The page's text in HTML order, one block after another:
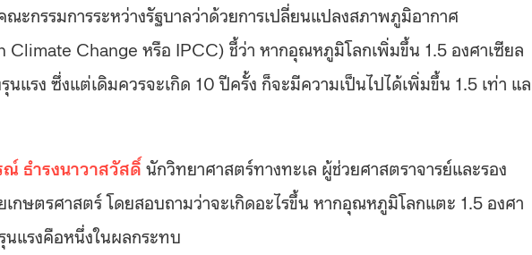
ณะกรรมการระหว่างรัฐบาลว่าด้วยการเปลี่ยนแปลงสภาพภูมิอากาศ
Change หรือ IPCC) ชี้ว่า หากอุณหภูมิโลกเพิ่มขึ้น 1.5 องศาเซียล
แรง ซึ่งแต่เดิมควรจะเกิด 10 ปีครั้ง ก็จะมีความเป็นไปได้เพิ่มขึ้น 1.5 เท่า แ
ณ์ ธำรงนาวาสวัสดิ์นักวิทยาศาสตร์ทางทะเล ผู้ช่วยศาสตราจารย์และรอง
ษตรศาสตร์ โดยสอบถามว่าจะเกิดอะไรขึ้น หากอุณหภูมิโลกแตะ 1.5 องศา
แรงคือหนึ่งในผลกระทบ